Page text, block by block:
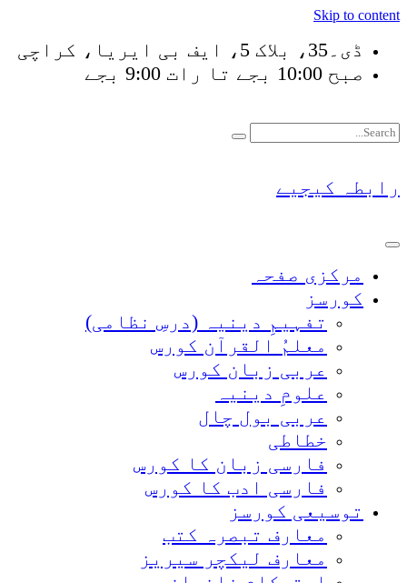
Skip to content
ڈی۔35، بلاک 5، ایف بی ایریا، کراچی
صبح 10:00 بجے تا رات 9:00 بجے
رابطہ کیجیے
مرکزی صفحہ
کورسز
تفہیمِ دینیہ (درسِ نظامی)
معلمُ القرآن کورس
عربی زبان کورس
علومِ دینیہ
عربی بول چال
خطاطی
فارسی زبان کا کورس
فارسی ادب کا کورس
توسیعی کورسز
معارف تبصرہ کتب
معارف لیکچر سیریز